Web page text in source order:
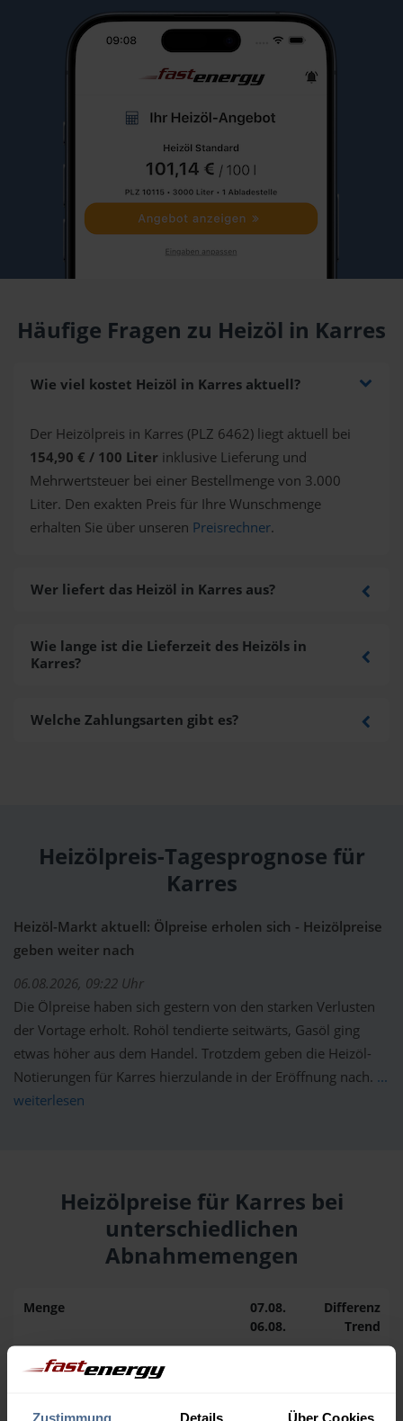
Zustimmung Details Über Cookies
Häufige Fragen zu Heizöl in Karres
Wie viel kostet Heizöl in Karres aktuell?
Der Heizölpreis in Karres (PLZ 6462) liegt aktuell bei
154,90 € / 100 Liter inklusive Lieferung und
Mehrwertsteuer bei einer Bestellmenge von 3.000
Liter. Den exakten Preis für Ihre Wunschmenge
erhalten Sie über unseren Preisrechner.
Wer liefert das Heizöl in Karres aus?
Wie lange ist die Lieferzeit des Heizöls in
Karres?
Welche Zahlungsarten gibt es?
Heizölpreis-Tagesprognose für
Karres
Heizöl-Markt aktuell: Ölpreise erholen sich - Heizölpreise
geben weiter nach
06.08.2026, 09:22 Uhr
Die Ölpreise haben sich gestern von den starken Verlusten
der Vortage erholt. Rohöl tendierte seitwärts, Gasöl ging
etwas höher aus dem Handel. Trotzdem geben die Heizöl-
Notierungen für Karres hierzulande in der Eröffnung nach. ...
weiterlesen
Heizölpreise für Karres bei
unterschiedlichen
Abnahmemengen
Menge
07.08.
06.08.
Differenz
Trend
1.000 Liter